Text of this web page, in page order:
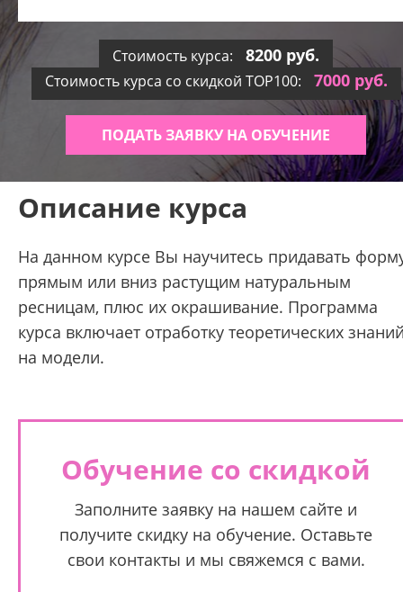
Стоимость курса: 8200 руб.
Стоимость курса со скидкой TOP100: 7000 руб.
ПОДАТЬ ЗАЯВКУ НА ОБУЧЕНИЕ
Описание курса
На данном курсе Вы научитесь придавать
прямым или вниз растущим натуральным
ресницам, плюс их окрашивание. Программа
курса включает отработку теоретических
на модели.
Обучение со скидкой
Заполните заявку на нашем сайте и
получите скидку на обучение. Оставьте
свои контакты и мы свяжемся с вами.